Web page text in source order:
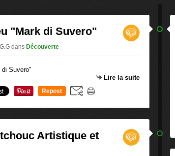
"Mark di Suvero"
dans Découverte
Lire la suite
Repost
Artistique et